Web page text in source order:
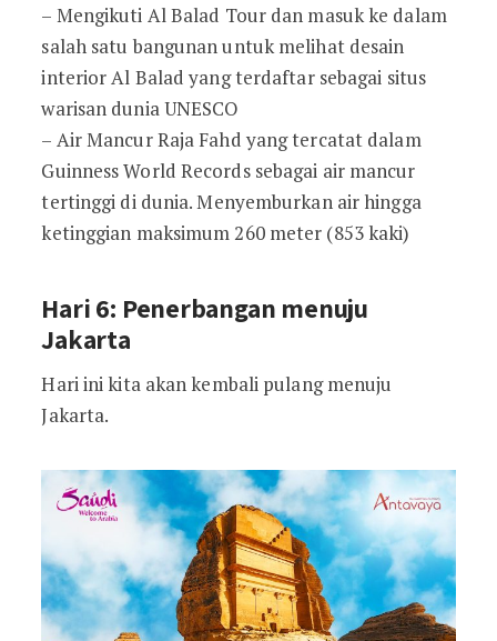
– Mengikuti Al Balad Tour dan masuk ke dalam
salah satu bangunan untuk melihat desain
interior Al Balad yang terdaftar sebagai situs
warisan dunia UNESCO
– Air Mancur Raja Fahd yang tercatat dalam
Guinness World Records sebagai air mancur
tertinggi di dunia. Menyemburkan air hingga
ketinggian maksimum 260 meter (853 kaki)
Hari 6: Penerbangan menuju
Jakarta
Hari ini kita akan kembali pulang menuju
Jakarta.